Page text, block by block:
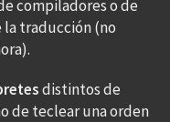
compiladores o de
traducción (no
distintos de
de teclear una orden